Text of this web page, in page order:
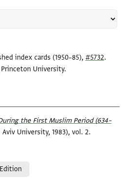
index cards (1950–85), #5732.
University.
the First Muslim Period (634–
University, 1983), vol. 2.
Edition